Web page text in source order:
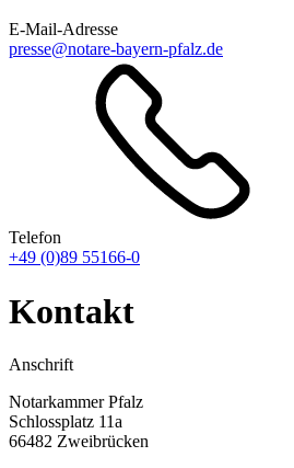
E-Mail-Adresse
presse@notare-bayern-pfalz.de
Telefon
+49 (0)89 55166-0
Kontakt
Anschrift
Notarkammer Pfalz
Schlossplatz 11a
66482 Zweibrücken